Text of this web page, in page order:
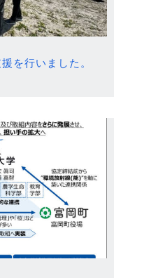
を行いました。